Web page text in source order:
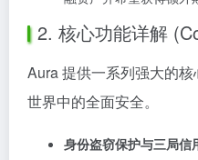
2. 核心功能详解
Aura 提供一系列强大的
世界中的全面安全。
身份盗窃保护与三局信